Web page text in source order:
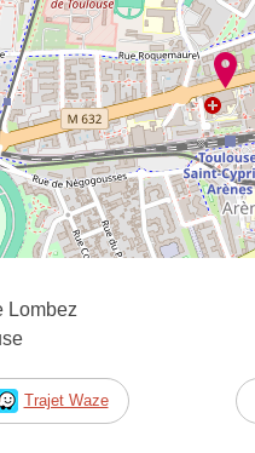
Lombez
Trajet Waze